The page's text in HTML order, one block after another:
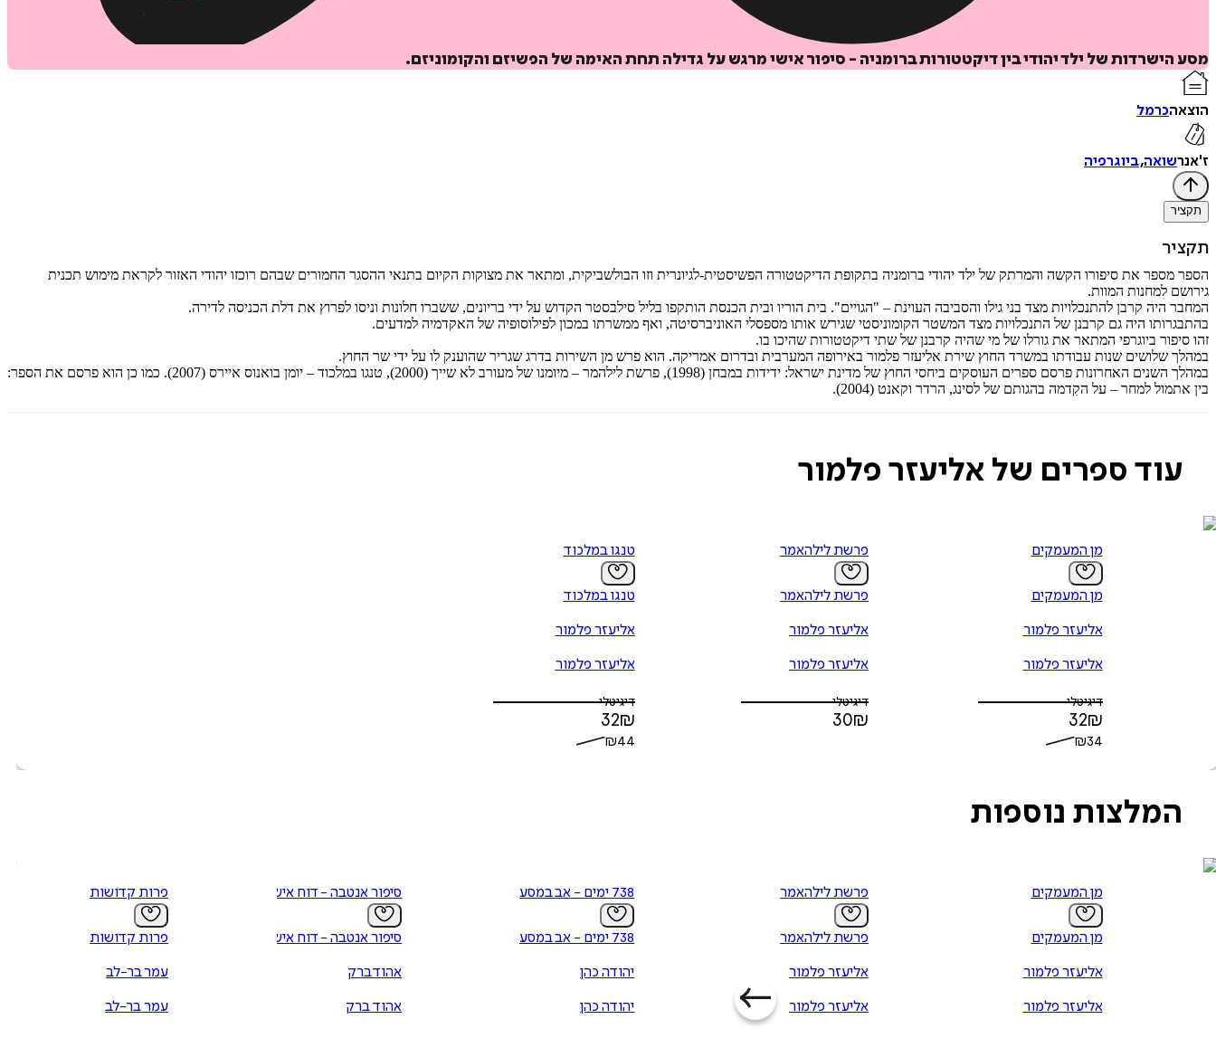
לסל
מסע הישרדות של ילד יהודי בין דיקטטורות ברומניה - סיפור אישי מרגש על גדילה תחת האימה של הפשיזם והקומוניזם.
הוצאהכרמל
ז'אנרשואה,ביוגרפיה
תקציר
תקציר
הספר מספר את סיפורו הקשה והמרתק של ילד יהודי ברומניה בתקופת הדיקטטורה הפשיסטית-לגיונרית וזו הבולשביקית, ומתאר את מצוקות הקיום בתנאי ההסגר החמורים שבהם רוכזו יהודי האזור לקראת מימוש תכנית
גירושם למחנות המוות.
המחבר היה קרבן להתנכלויות מצד בני גילו והסביבה העוינת – "הגויים". בית הוריו ובית הכנסת הותקפו בליל סילבסטר הקדוש על ידי בריונים, ששברו חלונות וניסו לפרוץ את דלת הכניסה לדירה.
בהתבגרותו היה גם קרבנן של התנכלויות מצד המשטר הקומוניסטי שגירש אותו מספסלי האוניברסיטה, ואף ממשרתו במכון לפילוסופיה של האקדמיה למדעים.
זהו סיפור ביוגרפי המתאר את גורלו של מי שהיה קרבנן של שתי דיקטטורות שהיכו בו.
במהלך שלושים שנות עבודתו במשרד החוץ שירת אליעזר פלמור באירופה המערבית ובדרום אמריקה. הוא פרש מן השירות בדרג שגריר שהוענק לו על ידי שר החוץ.
במהלך השנים האחרונות פרסם ספרים העוסקים ביחסי החוץ של מדינת ישראל: ידידות במבחן (1998), פרשת לילהמר – מיומנו של מעורב לא שייך (2000), טנגו במלכוד – יומן בואנוס איירס (2007). כמו כן הוא פרסם את הספר:
בין אתמול למחר – על הקִדמה בהגותם של לסינג, הרדר וקאנט (2004).
עוד ספרים של אליעזר פלמור
מן המעמקים
מן המעמקים
אליעזר פלמור
אליעזר פלמור
דיגיטלי
32₪
₪34
פרשת לילהאמר
פרשת לילהאמר
אליעזר פלמור
אליעזר פלמור
דיגיטלי
30₪
טנגו במלכוד
טנגו במלכוד
אליעזר פלמור
אליעזר פלמור
דיגיטלי
32₪
₪44
המלצות נוספות
מן המעמקים
מן המעמקים
אליעזר פלמור
אליעזר פלמור
פרשת לילהאמר
פרשת לילהאמר
אליעזר פלמור
אליעזר פלמור
738 ימים - אב במסע
738 ימים - אב במסע
יהודה כהן
יהודה כהן
סיפור אנטבה - דוח אישי
סיפור אנטבה - דוח אישי
אהוד ברק
אהוד ברק
פרות קדושות
פרות קדושות
עמר בר-לב
עמר בר-לב